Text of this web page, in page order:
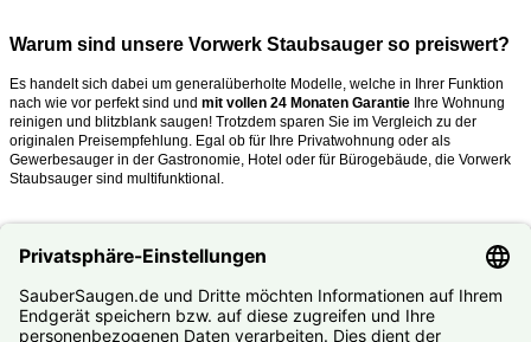
Warum sind unsere Vorwerk Staubsauger so preiswert?
Es handelt sich dabei um generalüberholte Modelle, welche in Ihrer Funktion
nach wie vor perfekt sind und mit vollen 24 Monaten Garantie Ihre Wohnung
reinigen und blitzblank saugen! Trotzdem sparen Sie im Vergleich zu der
originalen Preisempfehlung. Egal ob für Ihre Privatwohnung oder als
Gewerbesauger in der Gastronomie, Hotel oder für Bürogebäude, die Vorwerk
Staubsauger sind multifunktional.
Was mache ich, wenn mein Kobold oder Tiger kaputt ist?
Nutzen Sie unseren#Reparaturservice. Fast alle Vorwerk Staubsauger
reparieren wir Ihnen zum #Festpreis.